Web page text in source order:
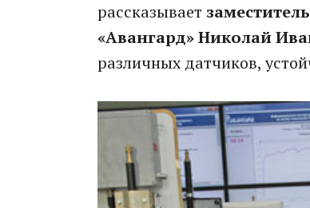
рассказывает
«Авангард» Николай
различных датчиков,